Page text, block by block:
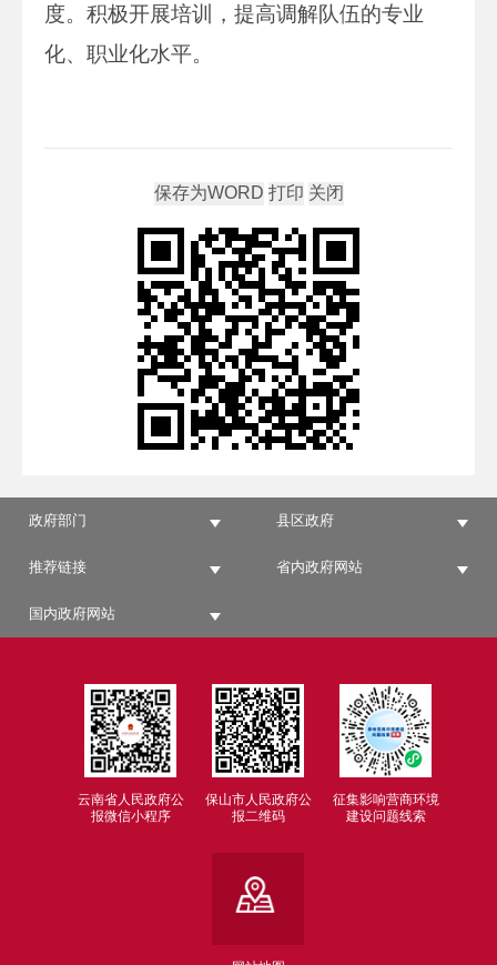
度。积极开展培训，提高调解队伍的专业
化、职业化水平。
政府部门 县区政府
推荐链接 省内政府网站
国内政府网站
云南省人民政府公
报微信小程序
保山市人民政府公
报二维码
征集影响营商环境
建设问题线索